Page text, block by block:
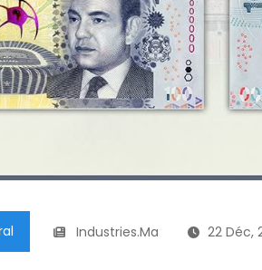
Industries.ma 22 Déc,